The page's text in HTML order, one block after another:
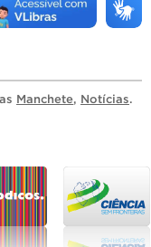
Manchete, Notícias.